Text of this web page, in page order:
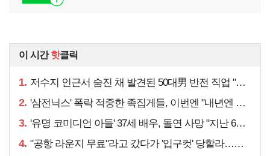
이 시간핫클릭
1. 저수지 인근서 숨진 채 발견된 50대男 반전 직업 "얼마 전…"
2. '삼전닉스' 폭락 적중한 족집게들, 이번엔 "내년엔 더욱…"
3. '유명 코미디언 아들' 37세 배우, 돌연 사망 "지난 6월에도…"
4. "공항 라운지 무료"라고 갔다가 '입구컷' 당할라…주의할 점은